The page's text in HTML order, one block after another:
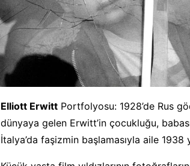
Elliott Erwitt Portfolyosu: 1928’de Rus
dünyaya gelen Erwitt’in çocukluğu,
İtalya’da faşizmin başlamasıyla aile 1938